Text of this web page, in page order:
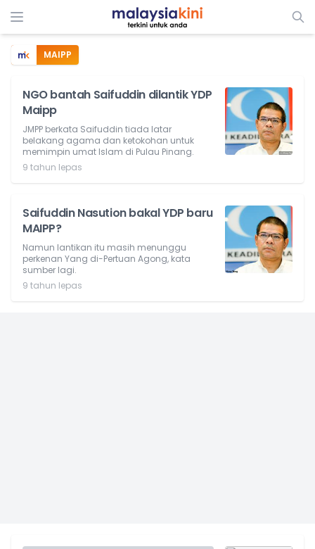
MAIPP
NGO bantah Saifuddin dilantik YDP
Maipp
JMPP berkata Saifuddin tiada latar
belakang agama dan ketokohan untuk
memimpin umat Islam di Pulau Pinang.
9 tahun lepas
Saifuddin Nasution bakal YDP baru
MAIPP?
Namun lantikan itu masih menunggu
perkenan Yang di-Pertuan Agong, kata
sumber lagi.
9 tahun lepas